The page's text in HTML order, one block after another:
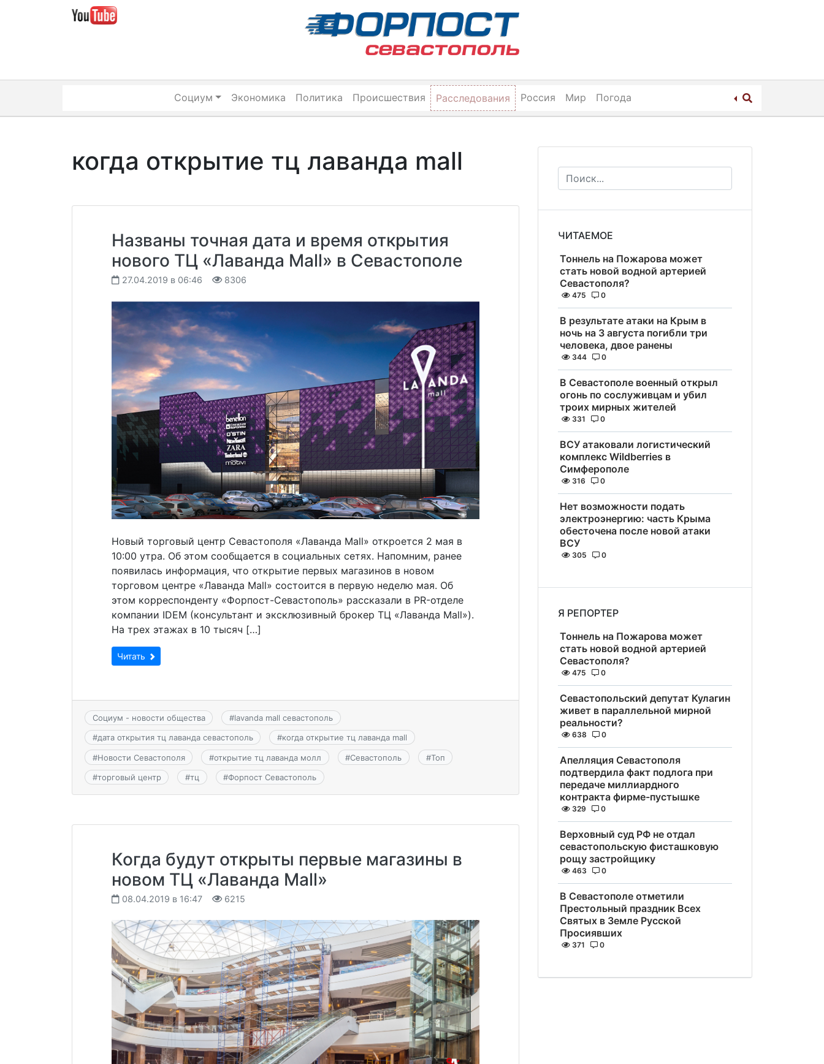
Социум Экономика Политика Происшествия Расследования Россия Мир Погода
когда открытие тц лаванда mall
Названы точная дата и время открытия
нового ТЦ «Лаванда Mall» в Севастополе
27.04.2019 в 06:46 8306
Новый торговый центр Севастополя «Лаванда Mall» откроется 2 мая в
10:00 утра. Об этом сообщается в социальных сетях. Напомним, ранее
появилась информация, что открытие первых магазинов в новом
торговом центре «Лаванда Mall» состоится в первую неделю мая. Об
этом корреспонденту «Форпост-Севастополь» рассказали в PR-отделе
компании IDEM (консультант и эксклюзивный брокер ТЦ «Лаванда Mall»).
На трех этажах в 10 тысяч […]
Читать
Социум - новости общества #lavanda mall севастополь
#дата открытия тц лаванда севастополь #когда открытие тц лаванда mall
#Новости Севастополя #открытие тц лаванда молл #Севастополь #Топ
#торговый центр #тц #Форпост Севастополь
Когда будут открыты первые магазины в
новом ТЦ «Лаванда Mall»
08.04.2019 в 16:47 6215
ЧИТАЕМОЕ
Тоннель на Пожарова может
стать новой водной артерией
Севастополя?
475 0
В результате атаки на Крым в
ночь на 3 августа погибли три
человека, двое ранены
344 0
В Севастополе военный открыл
огонь по сослуживцам и убил
троих мирных жителей
331 0
ВСУ атаковали логистический
комплекс Wildberries в
Симферополе
316 0
Нет возможности подать
электроэнергию: часть Крыма
обесточена после новой атаки
ВСУ
305 0
Я РЕПОРТЕР
Тоннель на Пожарова может
стать новой водной артерией
Севастополя?
475 0
Севастопольский депутат Кулагин
живет в параллельной мирной
реальности?
638 0
Апелляция Севастополя
подтвердила факт подлога при
передаче миллиардного
контракта фирме-пустышке
329 0
Верховный суд РФ не отдал
севастопольскую фисташковую
рощу застройщику
463 0
В Севастополе отметили
Престольный праздник Всех
Святых в Земле Русской
Просиявших
371 0